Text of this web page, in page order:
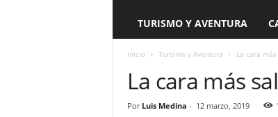
TURISMO Y AVENTURA
Inicio Turismo y Aventura La cara
La cara más
Por Luis Medina - 12 marzo, 2019